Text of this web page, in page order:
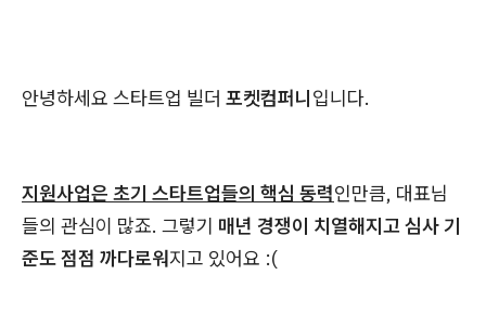
안녕하세요 스타트업 빌더 포켓컴퍼니입니다.
지원사업은 초기 스타트업들의 핵심 동력인만큼, 대표님
들의 관심이 많죠. 그렇기 매년 경쟁이 치열해지고 심사 기
준도 점점 까다로워지고 있어요 :(